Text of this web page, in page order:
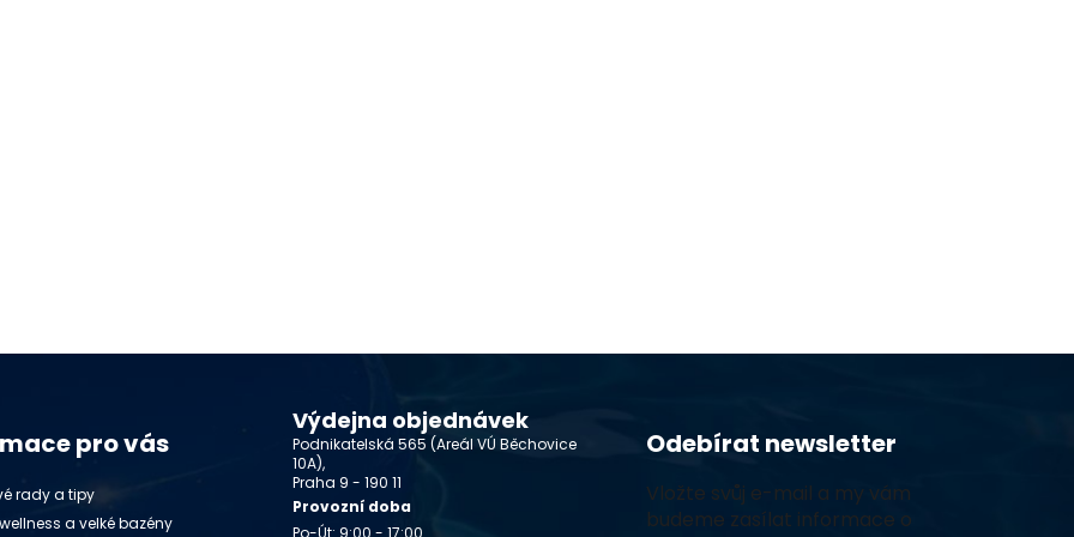
pro vás
rady a tipy
a velké bazény
Výdejna objednávek
Podnikatelská 565 (Areál VÚ Běchovice
10A),
Praha 9 - 190 11
Provozní doba
Po-Út: 9:00 - 17:00
Odebírat newsletter
Vložte svůj e-mail a my vám
budeme zasílat informace o